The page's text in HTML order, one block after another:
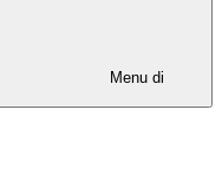
Menu di